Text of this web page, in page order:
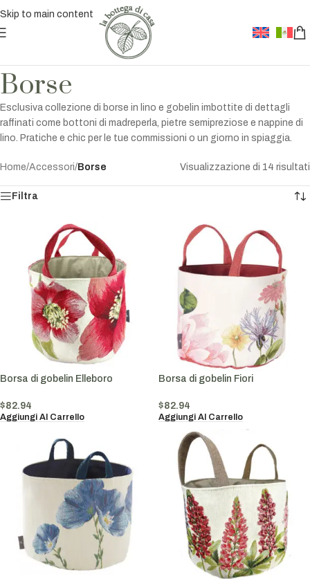
Skip to main content
Borse
Esclusiva collezione di borse in lino e gobelin imbottite di dettagli
raffinati come bottoni di madreperla, pietre semipreziose e nappine di
lino. Pratiche e chic per le tue commissioni o un giorno in spiaggia.
Home/Accessori/Borse Visualizzazione di 14 risultati
Filtra
Borsa di gobelin Elleboro
$82.94
Aggiungi Al Carrello
Borsa di gobelin Fiori
$82.94
Aggiungi Al Carrello